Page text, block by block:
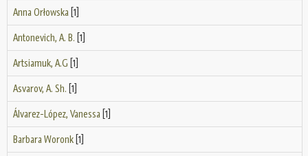
Anna Orłowska [1]
Antonevich, A. B. [1]
Artsiamuk, A.G [1]
Asvarov, A. Sh. [1]
Álvarez-López, Vanessa [1]
Barbara Woronk [1]